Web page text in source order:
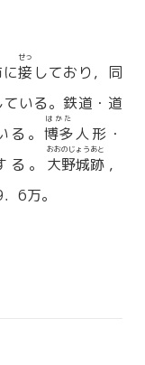
接
せっ
しており，同
ている。鉄道・道
。 博多
はかた
人形・
る。 大野城跡
おおのじょうあと
，
6万。